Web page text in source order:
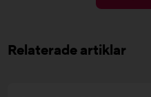
Relaterade artiklar